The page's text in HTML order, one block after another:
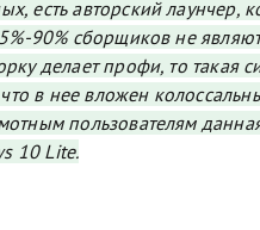
есть авторский
90% сборщиков не
делает профи, то такая
в нее вложен
пользователям
10 Lite.